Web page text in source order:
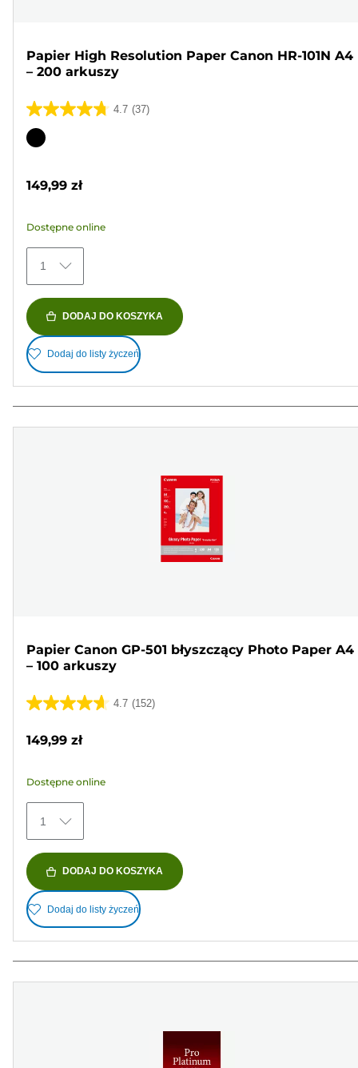
Papier High Resolution Paper Canon HR-101N A4
– 200 arkuszy
4.7 (37)
4.7
na
37
Wkład
149,99 zł
Dostępne online
1
DODAJ DO KOSZYKA
Dodaj do listy życzeń
Papier Canon GP-501 błyszczący Photo Paper A4
– 100 arkuszy
4.7 (152)
4.7
152
Recenzji
149,99 zł
Dostępne online
1
DODAJ DO KOSZYKA
Dodaj do listy życzeń